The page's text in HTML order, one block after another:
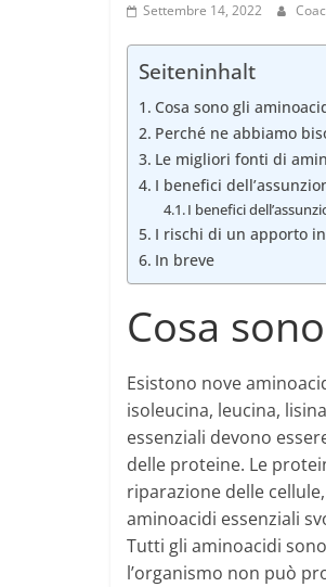
Settembre 14, 2022
Seiteninhalt
Cosa sono gli
Perché ne abbiamo
Le migliori fonti di
I benefici
I benefici
I rischi di un apporto
In breve
Cosa
Esistono nove
isoleucina, leucina,
essenziali devono
delle proteine. Le
riparazione delle
aminoacidi essenziali
Tutti gli aminoacidi
l’organismo non può